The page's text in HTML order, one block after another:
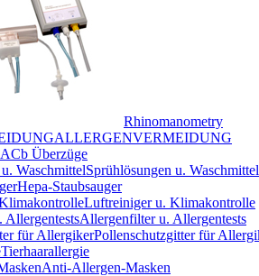
Rhinomanometry
ALLERGENVERMEIDUNG
ACb Überzüge
Sprühlösungen u. Waschmittel
Hepa-Staubsauger
Luftreiniger u. Klimakontrolle
Allergenfilter u. Allergentests
Pollenschutzgitter für
Tierhaarallergie
Anti-Allergen-Masken